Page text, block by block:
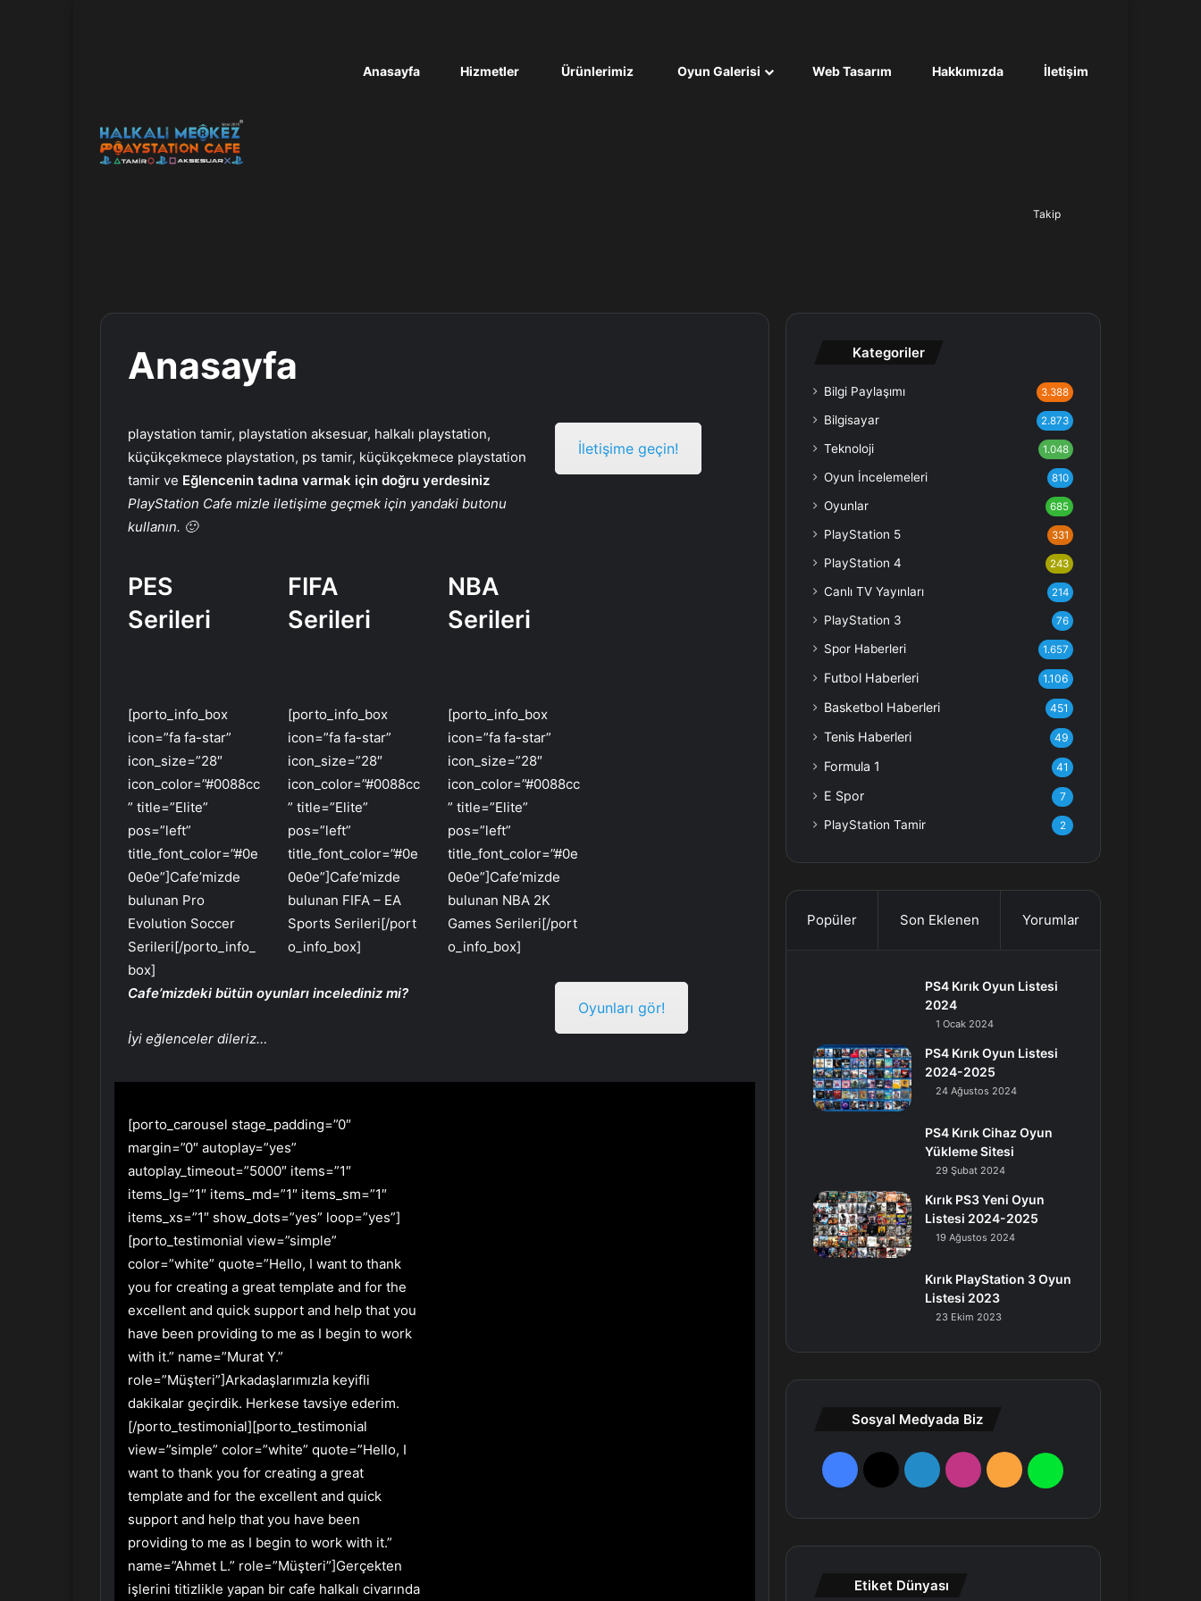
Anasayfa Hizmetler Ürünlerimiz Oyun Galerisi Web Tasarım Hakkımızda İletişim
Takip
Anasayfa
playstation tamir, playstation aksesuar, halkalı playstation,
küçükçekmece playstation, ps tamir, küçükçekmece playstation
tamir ve Eğlencenin tadına varmak için doğru yerdesiniz
PlayStation Cafe mizle iletişime geçmek için yandaki butonu
kullanın. 🙂
İletişime geçin!
PES
Serileri
[porto_info_box
icon=”fa fa-star”
icon_size=”28″
icon_color=”#0088cc
” title=”Elite”
pos=”left”
title_font_color=”#0e
0e0e”]Cafe’mizde
bulunan Pro
Evolution Soccer
Serileri[/porto_info_
box]
FIFA
Serileri
[porto_info_box
icon=”fa fa-star”
icon_size=”28″
icon_color=”#0088cc
” title=”Elite”
pos=”left”
title_font_color=”#0e
0e0e”]Cafe’mizde
bulunan FIFA – EA
Sports Serileri[/port
o_info_box]
NBA
Serileri
[porto_info_box
icon=”fa fa-star”
icon_size=”28″
icon_color=”#0088cc
” title=”Elite”
pos=”left”
title_font_color=”#0e
0e0e”]Cafe’mizde
bulunan NBA 2K
Games Serileri[/port
o_info_box]
Cafe’mizdeki bütün oyunları incelediniz mi?
İyi eğlenceler dileriz…
Oyunları gör!
[porto_carousel stage_padding=”0″
margin=”0″ autoplay=”yes”
autoplay_timeout=”5000″ items=”1″
items_lg=”1″ items_md=”1″ items_sm=”1″
items_xs=”1″ show_dots=”yes” loop=”yes”]
[porto_testimonial view=”simple”
color=”white” quote=”Hello, I want to thank
you for creating a great template and for the
excellent and quick support and help that you
have been providing to me as I begin to work
with it.” name=”Murat Y.”
role=”Müşteri”]Arkadaşlarımızla keyifli
dakikalar geçirdik. Herkese tavsiye ederim.
[/porto_testimonial][porto_testimonial
view=”simple” color=”white” quote=”Hello, I
want to thank you for creating a great
template and for the excellent and quick
support and help that you have been
providing to me as I begin to work with it.”
name=”Ahmet L.” role=”Müşteri”]Gerçekten
işlerini titizlikle yapan bir cafe halkalı civarında
Kategoriler
Bilgi Paylaşımı 3.388
Bilgisayar 2.873
Teknoloji 1.048
Oyun İncelemeleri 810
Oyunlar 685
PlayStation 5 331
PlayStation 4 243
Canlı TV Yayınları 214
PlayStation 3 76
Spor Haberleri 1.657
Futbol Haberleri 1.106
Basketbol Haberleri 451
Tenis Haberleri 49
Formula 1 41
E Spor 7
PlayStation Tamir 2
Popüler Son Eklenen Yorumlar
PS4 Kırık Oyun Listesi
2024
1 Ocak 2024
PS4 Kırık Oyun Listesi
2024-2025
24 Ağustos 2024
PS4 Kırık Cihaz Oyun
Yükleme Sitesi
29 Şubat 2024
Kırık PS3 Yeni Oyun
Listesi 2024-2025
19 Ağustos 2024
Kırık PlayStation 3 Oyun
Listesi 2023
23 Ekim 2023
Sosyal Medyada Biz
F
e
X
L
R
W
a
Etiket Dünyası